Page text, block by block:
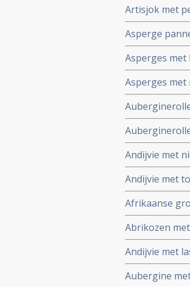
Artisjok met
Asperge
Asperges
Asperges met
Andijvie met
Andijvie met
Afrikaanse
Abrikozen
Andijvie met
Aubergine